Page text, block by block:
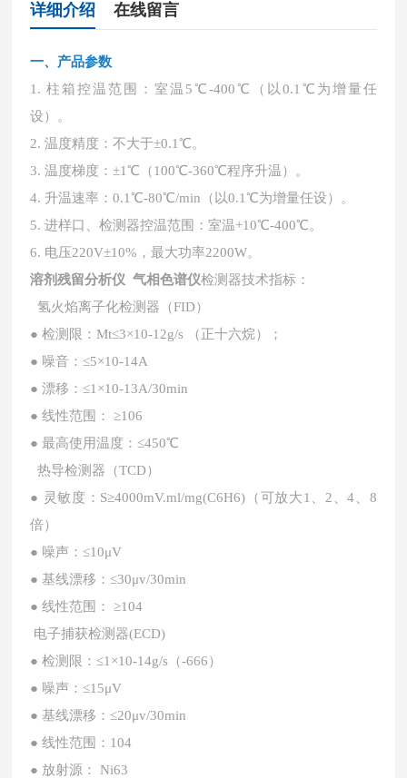
详细介绍 在线留言
一、 产品参数
1. 柱箱控温范围：室温5℃-400℃（以0.1℃为增量任
设）。
2. 温度精度：不大于±0.1℃。
3. 温度梯度：±1℃（100℃-360℃程序升温）。
4. 升温速率：0.1℃-80℃/min（以0.1℃为增量任设）。
5. 进样口、检测器控温范围：室温+10℃-400℃。
6. 电压220V±10%，最大功率2200W。
溶剂残留分析仪 气相色谱仪检测器技术指标：
氢火焰离子化检测器（FID）
● 检测限：Mt≤3×10-12g/s （正十六烷）；
● 噪音：≤5×10-14A
● 漂移：≤1×10-13A/30min
● 线性范围： ≥106
● 最高使用温度：≤450℃
热导检测器（TCD）
● 灵敏度：S≥4000mV.ml/mg(C6H6)（可放大1、2、4、8
倍）
● 噪声：≤10μV
● 基线漂移：≤30μv/30min
● 线性范围： ≥104
电子捕获检测器(ECD)
● 检测限：≤1×10-14g/s（-666）
● 噪声：≤15μV
● 基线漂移：≤20μv/30min
● 线性范围：104
● 放射源： Ni63